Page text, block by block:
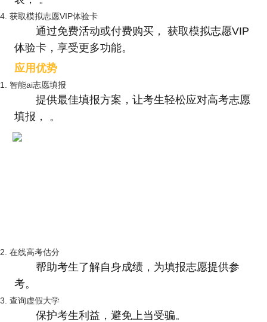
4. 获取模拟志愿VIP体验卡
通过免费活动或付费购买， 获取模拟志愿VIP
体验卡，享受更多功能。
应用优势
1. 智能ai志愿填报
提供最佳填报方案，让考生轻松应对高考志愿
填报， 。
2. 在线高考估分
帮助考生了解自身成绩，为填报志愿提供参
考。
3. 查询虚假大学
保护考生利益，避免上当受骗。